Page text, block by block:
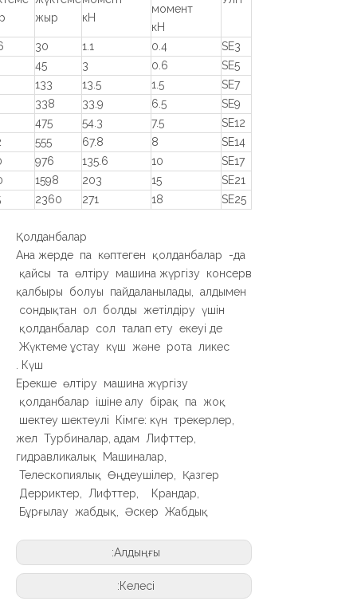
момент
кН
кН
жыр
SE3
0.4
1.1
30
SE5
0.6
3
45
SE7
1.5
13.5
133
SE9
6.5
33.9
338
SE12
7.5
54.3
475
SE14
8
67.8
555
SE17
10
135.6
976
SE21
15
203
1598
SE25
18
271
2360
Қолданбалар
Ана жерде па көптеген қолданбалар -да
қайсы та өлтіру машина жүргізу консерв
қалбыры болуы пайдаланылады, алдымен
сондықтан ол болды жетілдіру үшін
қолданбалар сол талап ету екеуі де
Жүктеме ұстау күш және рота ликес
Күш.
Ерекше өлтіру машина жүргізу
қолданбалар ішіне алу бірақ па жоқ
шектеу шектеулі Кімге: күн трекерлер,
жел Турбиналар, адам Лифттер,
гидравликалық Машиналар,
Телескопиялық Өңдеушілер, Қазгер
Дерриктер, Лифттер, Крандар,
Бұрғылау жабдық, Әскер Жабдық
Алдыңғы:
Келесі: